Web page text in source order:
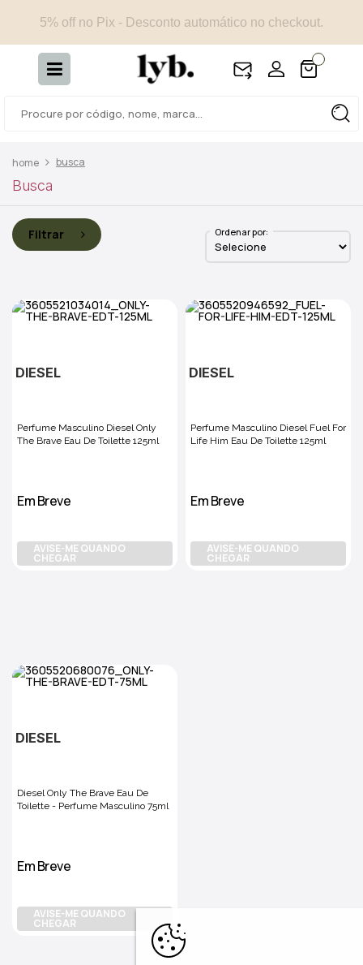
5% off no Pix - Desconto automático no checkout.
busca
Busca
Filtrar Ordenar por:
DIESEL
Perfume Masculino Diesel Only
The Brave Eau De Toilette 125ml
Em Breve
AVISE-ME QUANDO
CHEGAR
DIESEL
Perfume Masculino Diesel Fuel For
Life Him Eau De Toilette 125ml
Em Breve
AVISE-ME QUANDO
CHEGAR
DIESEL
Diesel Only The Brave Eau De
Toilette - Perfume Masculino 75ml
Em Breve
AVISE-ME QUANDO
CHEGAR